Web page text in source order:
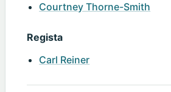
Courtney Thorne-Smith
Regista
Carl Reiner